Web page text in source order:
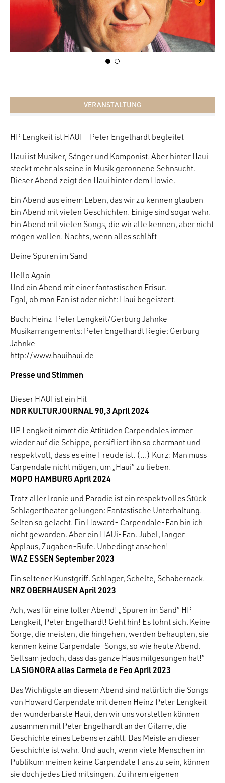
VERANSTALTUNG
HP Lengkeit ist HAUI – Peter Engelhardt begleitet
Haui ist Musiker, Sänger und Komponist. Aber hinter Haui
steckt mehr als seine in Musik geronnene Sehnsucht.
Dieser Abend zeigt den Haui hinter dem Howie.
Ein Abend aus einem Leben, das wir zu kennen glauben
Ein Abend mit vielen Geschichten. Einige sind sogar wahr.
Ein Abend mit vielen Songs, die wir alle kennen, aber nicht
mögen wollen. Nachts, wenn alles schläft
Deine Spuren im Sand
Hello Again
Und ein Abend mit einer fantastischen Frisur.
Egal, ob man Fan ist oder nicht: Haui begeistert.
Buch: Heinz-Peter Lengkeit/Gerburg Jahnke
Musikarrangements: Peter Engelhardt Regie: Gerburg
Jahnke
http://www.hauihaui.de
Presse und Stimmen
Dieser HAUI ist ein Hit
NDR KULTURJOURNAL 90,3 April 2024
HP Lengkeit nimmt die Attitüden Carpendales immer
wieder auf die Schippe, persifliert ihn so charmant und
respektvoll, dass es eine Freude ist. (…) Kurz: Man muss
Carpendale nicht mögen, um „Haui“ zu lieben.
MOPO HAMBURG April 2024
Trotz aller Ironie und Parodie ist ein respektvolles Stück
Schlagertheater gelungen: Fantastische Unterhaltung.
Selten so gelacht. Ein Howard- Carpendale-Fan bin ich
nicht geworden. Aber ein HAUi-Fan. Jubel, langer
Applaus, Zugaben-Rufe. Unbedingt ansehen!
WAZ ESSEN September 2023
Ein seltener Kunstgriff. Schlager, Schelte, Schabernack.
NRZ OBERHAUSEN April 2023
Ach, was für eine toller Abend! „Spuren im Sand“ HP
Lengkeit, Peter Engelhardt! Geht hin! Es lohnt sich. Keine
Sorge, die meisten, die hingehen, werden behaupten, sie
kennen keine Carpendale-Songs, so wie heute Abend.
Seltsam jedoch, dass das ganze Haus mitgesungen hat!“
LA SIGNORA alias Carmela de Feo April 2023
Das Wichtigste an diesem Abend sind natürlich die Songs
von Howard Carpendale mit denen Heinz Peter Lengkeit –
der wunderbarste Haui, den wir uns vorstellen können –
zusammen mit Peter Engelhardt an der Gitarre, die
Geschichte eines Lebens erzählt. Das Meiste an dieser
Geschichte ist wahr. Und auch, wenn viele Menschen im
Publikum meinen keine Carpendale Fans zu sein, können
sie doch jedes Lied mitsingen. Zu ihrem eigenen